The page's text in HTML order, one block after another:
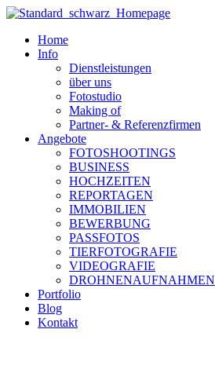
Zum
wechselnHome
Info
Dienstleistungen
über uns
Fotostudio
Making of
Partner- & Referenzfirmen
Angebote
FOTOSHOOTINGS
BUSINESS
HOCHZEITEN
REPORTAGEN
IMMOBILIEN
BEWERBUNG
PASSFOTOS
TIERFOTOGRAFIE
VIDEOGRAFIE
DROHNENAUFNAHMEN
Portfolio
Blog
Kontakt